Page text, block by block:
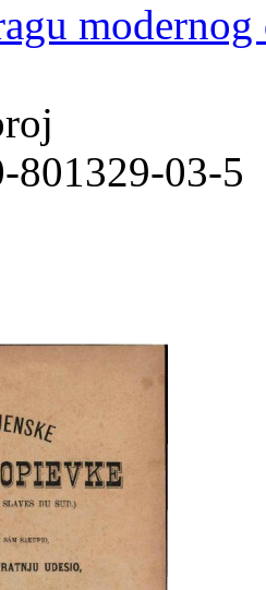
modernog
801329-03-5